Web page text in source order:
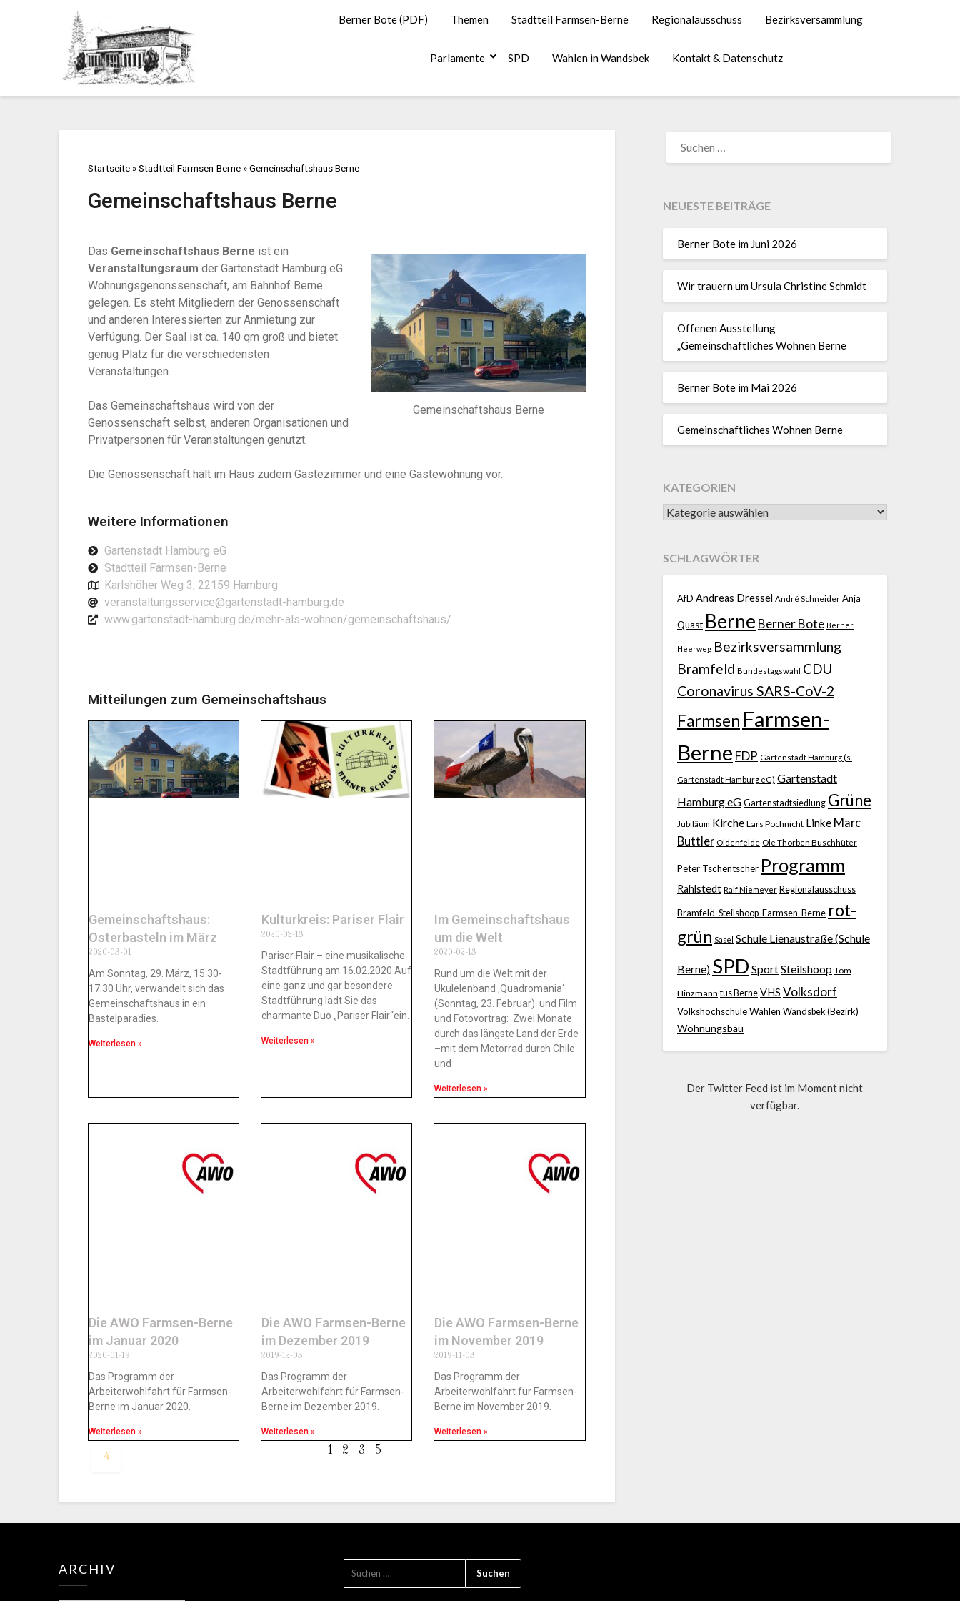
Berner Bote (PDF) Themen Stadtteil Farmsen-Berne Regionalausschuss Bezirksversammlung
Parlamente SPD Wahlen in Wandsbek Kontakt & Datenschutz
Startseite »Stadtteil Farmsen-Berne »Gemeinschaftshaus Berne
Gemeinschaftshaus Berne
Gemeinschaftshaus Berne
Das Gemeinschaftshaus Berne ist ein
Veranstaltungsraumder Gartenstadt Hamburg eG
Wohnungsgenonssenschaft, am Bahnhof Berne
gelegen. Es steht Mitgliedern der Genossenschaft
und anderen Interessierten zur Anmietung zur
Verfügung. Der Saal ist ca. 140 qm groß und bietet
genug Platz für die verschiedensten
Veranstaltungen.
Das Gemeinschaftshaus wird von der
Genossenschaft selbst, anderen Organisationen und
Privatpersonen für Veranstaltungen genutzt.
Die Genossenschaft hält im Haus zudem Gästezimmer und eine Gästewohnung vor.
Weitere Informationen
Gartenstadt Hamburg eG
Stadtteil Farmsen-Berne
Karlshöher Weg 3, 22159 Hamburg
veranstaltungsservice@gartenstadt-hamburg.de
www.gartenstadt-hamburg.de/mehr-als-wohnen/gemeinschaftshaus/
Mitteilungen zum Gemeinschaftshaus
Gemeinschaftshaus:
Osterbasteln im März
2020-03-01
Am Sonntag, 29. März, 15:30-
17:30 Uhr, verwandelt sich das
Gemeinschaftshaus in ein
Bastelparadies.
Weiterlesen »
Kulturkreis: Pariser Flair
2020-02-13
Pariser Flair – eine musikalische
Stadtführung am 16.02.2020 Auf
eine ganz und gar besondere
Stadtführung lädt Sie das
charmante Duo „Pariser Flair“ein.
Weiterlesen »
Im Gemeinschaftshaus
um die Welt
2020-02-13
Rund um die Welt mit der
Ukulelenband ‚Quadromania‘
(Sonntag, 23. Februar) und Film
und Fotovortrag: Zwei Monate
durch das längste Land der Erde
–mit dem Motorrad durch Chile
und
Weiterlesen »
Die AWO Farmsen-Berne
im Januar 2020
2020-01-19
Das Programm der
Arbeiterwohlfahrt für Farmsen-
Berne im Januar 2020.
Weiterlesen »
Die AWO Farmsen-Berne
im Dezember 2019
2019-12-03
Das Programm der
Arbeiterwohlfahrt für Farmsen-
Berne im Dezember 2019.
Weiterlesen »
Die AWO Farmsen-Berne
im November 2019
2019-11-03
Das Programm der
Arbeiterwohlfahrt für Farmsen-
Berne im November 2019.
Weiterlesen »
1 2 3
4 5
NEUESTE BEITRÄGE
Berner Bote im Juni 2026
Wir trauern um Ursula Christine Schmidt
Offenen Ausstellung
„Gemeinschaftliches Wohnen Berne
Berner Bote im Mai 2026
Gemeinschaftliches Wohnen Berne
KATEGORIEN
SCHLAGWÖRTER
AfD Andreas Dressel André Schneider Anja
Quast Berne Berner Bote Berner
Heerweg Bezirksversammlung
Bramfeld Bundestagswahl CDU
Coronavirus SARS-CoV-2
Farmsen Farmsen-
Berne FDP Gartenstadt Hamburg (s.
Gartenstadt Hamburg eG) Gartenstadt
Hamburg eG Gartenstadtsiedlung Grüne
Jubiläum Kirche Lars Pochnicht Linke Marc
Buttler Oldenfelde Ole Thorben Buschhüter
Peter Tschentscher Programm
Rahlstedt Ralf Niemeyer Regionalausschuss
Bramfeld-Steilshoop-Farmsen-Berne rot-
grün Sasel Schule Lienaustraße (Schule
Berne) SPD SportSteilshoop Tom
Hinzmann tus Berne VHS Volksdorf
VolkshochschuleWahlen Wandsbek (Bezirk)
Wohnungsbau
Der Twitter Feed ist im Moment nicht
verfügbar.
ARCHIV